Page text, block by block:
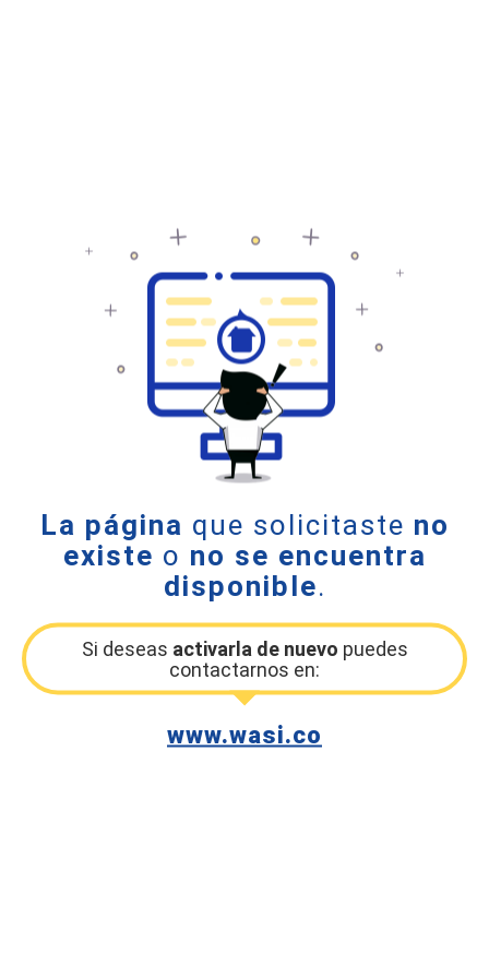
La página que solicitaste no
existe o no se encuentra
disponible.
Si deseas activarla de nuevo puedes
contactarnos en:
www.wasi.co